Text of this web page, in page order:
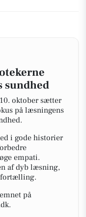
oktober sætter
på læsningens
i gode historier
empati.
af dyb læsning,
fortælling.
på